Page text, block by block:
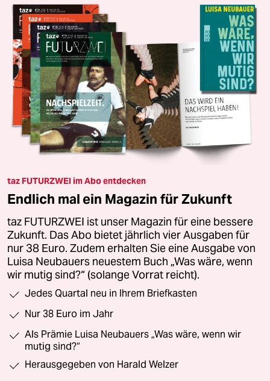
taz FUTURZWEI im Abo entdecken
Endlich mal ein Magazin für Zukunft
taz FUTURZWEI ist unser Magazin für eine bessere
Zukunft. Das Abo bietet jährlich vier Ausgaben für
nur 38 Euro. Zudem erhalten Sie eine Ausgabe von
Luisa Neubauers neuestem Buch „Was wäre, wenn
wir mutig sind?“ (solange Vorrat reicht).
Jedes Quartal neu in Ihrem Briefkasten
Nur 38 Euro im Jahr
Als Prämie Luisa Neubauers „Was wäre, wenn wir
mutig sind?“
Herausgegeben von Harald Welzer